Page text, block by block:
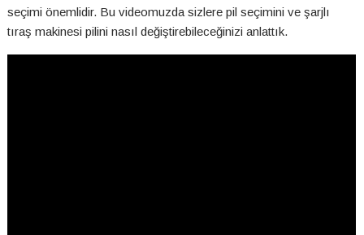
seçimi önemlidir. Bu videomuzda sizlere pil seçimini ve şarjlı
tıraş makinesi pilini nasıl değiştirebileceğinizi anlattık.